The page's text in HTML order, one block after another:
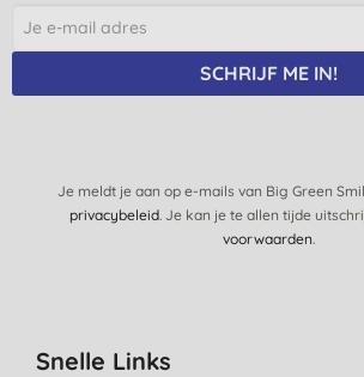
SCHRIJF ME IN!
Je meldt je aan op e-mails van Big Green
privacybeleid. Je kan je te allen tijde
voorwaarden.
Snelle Links